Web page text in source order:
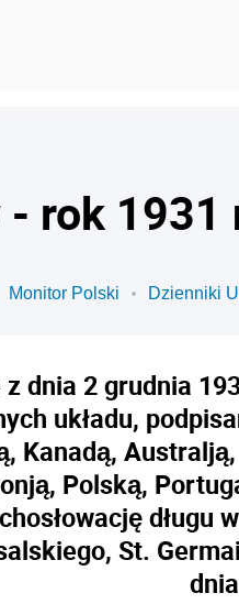
rok
Monitor Polski Dzienniki
dnia 2 grudnia
układu,
Kanadą,
Polską,
St.